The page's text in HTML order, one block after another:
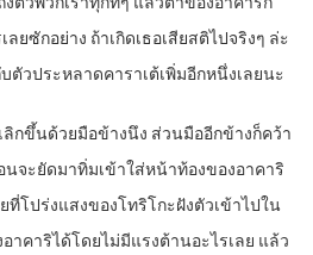
ยซักอย่าง ถ้าเกิดเธอเสียสติไปจริงๆ ล่ะ
ตัวประหลาดคาราเต้เพิ่มอีกหนึ่งเลยนะ
กขึ้นด้วยมือข้างนึง ส่วนมืออีกข้างก็คว้า
นจะยัดมาทิ่มเข้าใส่หน้าท้องของอาคาริ
โปร่งแสงของโทริโกะฝังตัวเข้าไปใน
าคาริได้โดยไม่มีแรงต้านอะไรเลย แล้ว